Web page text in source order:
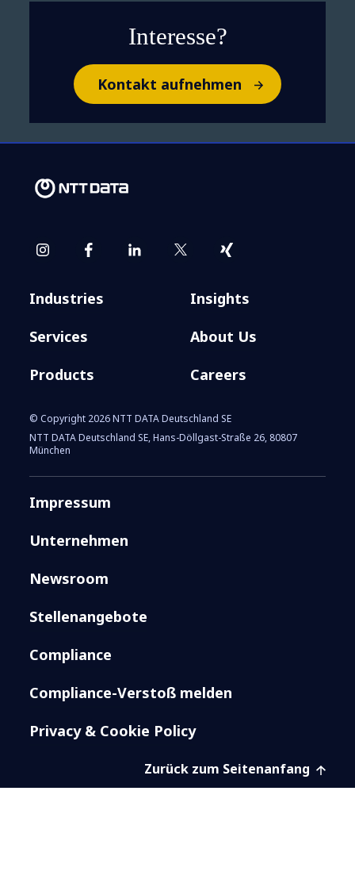
Lernen Sie Ihren neuen IT-
Assistenten kennen: Wie GenAI
Interesse?
Kontakt aufnehmen
Industries
Services
Products
Insights
About Us
Careers
© Copyright 2026 NTT DATA Deutschland SE
NTT DATA Deutschland SE, Hans-Döllgast-Straße 26, 80807
München
Impressum
Unternehmen
Newsroom
Stellenangebote
Compliance
Compliance-Verstoß melden
Privacy & Cookie Policy
Zurück zum Seitenanfang